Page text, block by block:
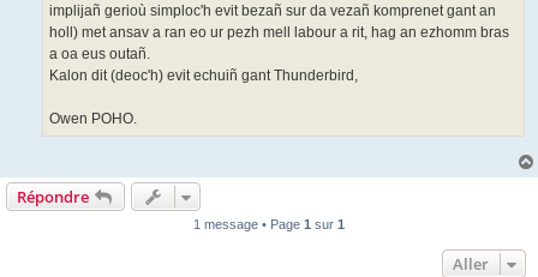
implijañ gerioù simploc'h evit bezañ sur da vezañ komprenet gant an
holl) met ansav a ran eo ur pezh mell labour a rit, hag an ezhomm bras
a oa eus outañ.
Kalon dit (deoc'h) evit echuiñ gant Thunderbird,
Owen POHO.
Répondre
1 message • Page 1 sur 1
Aller